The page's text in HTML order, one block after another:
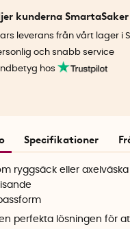
kunderna SmartaSaker
leverans från vårt lager i
och snabb service
hos
Specifikationer
ryggsäck eller axelväska
perfekta lösningen för